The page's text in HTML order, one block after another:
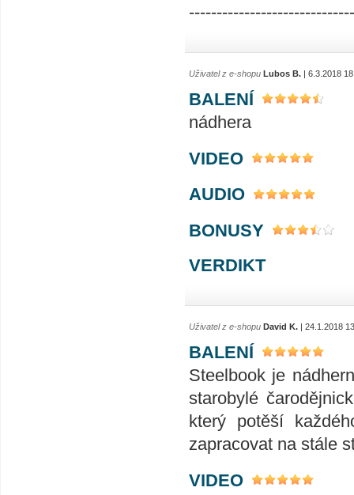
Uživatel z e-shopu Lubos B. | 6.3.2018
BALENÍ
nádhera
VIDEO
AUDIO
BONUSY
VERDIKT
Uživatel z e-shopu David K. | 24.1.2018
BALENÍ
Steelbook je
starobylé
který potěší
zapracovat na stále
VIDEO